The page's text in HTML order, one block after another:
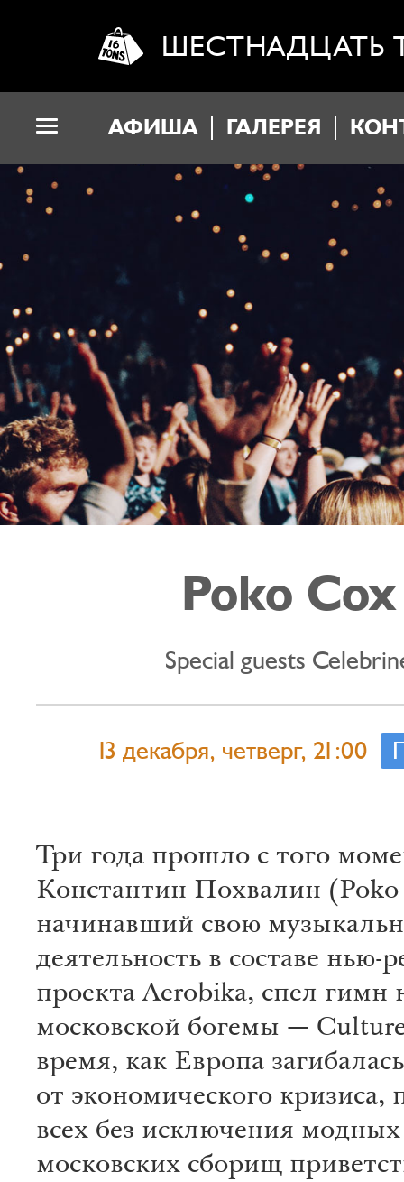
ШЕСТНАДЦАТЬ
АФИША ГАЛЕРЕЯ
Poko Cox
Special guests
13 декабря, четверг, 21:00
Три года прошло с того
Константин Похвалин
начинавший свою
деятельность в составе нью-
проекта Aerobika, спел гимн
московской богемы —
время, как Европа загибалась
от экономического кризиса,
всех без исключения модных
московских сборищ